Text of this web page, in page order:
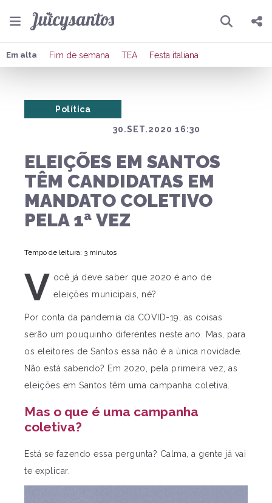
Pesquisar
Compartilhar
Publicar no X
Em alta Fim de semana TEA Festa italiana
30.SET.2020 16:30
Política
ELEIÇÕES EM SANTOS
TÊM CANDIDATAS EM
MANDATO COLETIVO
PELA 1ª VEZ
Tempo de leitura: 3 minutos
V ocê já deve saber que 2020 é ano de
eleições municipais, né?
Por conta da pandemia da COVID-19, as coisas
serão um pouquinho diferentes neste ano. Mas, para
os eleitores de Santos essa não é a única novidade.
Não está sabendo? Em 2020, pela primeira vez, as
eleições em Santos têm uma campanha coletiva.
Mas o que é uma campanha
coletiva?
Está se fazendo essa pergunta? Calma, a gente já vai
te explicar.